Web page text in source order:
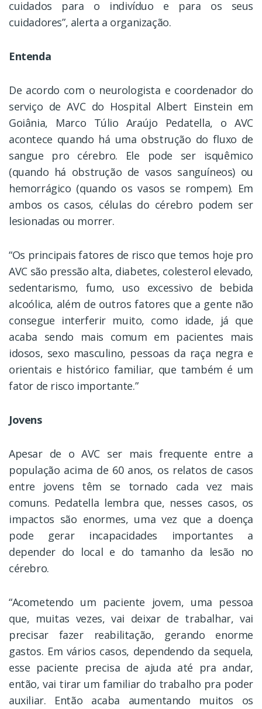
cuidados para o indivíduo e para os seus
cuidadores”, alerta a organização.
Entenda
De acordo com o neurologista e coordenador do
serviço de AVC do Hospital Albert Einstein em
Goiânia, Marco Túlio Araújo Pedatella, o AVC
acontece quando há uma obstrução do fluxo de
sangue pro cérebro. Ele pode ser isquêmico
(quando há obstrução de vasos sanguíneos) ou
hemorrágico (quando os vasos se rompem). Em
ambos os casos, células do cérebro podem ser
lesionadas ou morrer.
“Os principais fatores de risco que temos hoje pro
AVC são pressão alta, diabetes, colesterol elevado,
sedentarismo, fumo, uso excessivo de bebida
alcoólica, além de outros fatores que a gente não
consegue interferir muito, como idade, já que
acaba sendo mais comum em pacientes mais
idosos, sexo masculino, pessoas da raça negra e
orientais e histórico familiar, que também é um
fator de risco importante.”
Jovens
Apesar de o AVC ser mais frequente entre a
população acima de 60 anos, os relatos de casos
entre jovens têm se tornado cada vez mais
comuns. Pedatella lembra que, nesses casos, os
impactos são enormes, uma vez que a doença
pode gerar incapacidades importantes a
depender do local e do tamanho da lesão no
cérebro.
“Acometendo um paciente jovem, uma pessoa
que, muitas vezes, vai deixar de trabalhar, vai
precisar fazer reabilitação, gerando enorme
gastos. Em vários casos, dependendo da sequela,
esse paciente precisa de ajuda até pra andar,
então, vai tirar um familiar do trabalho pra poder
auxiliar. Então acaba aumentando muitos os